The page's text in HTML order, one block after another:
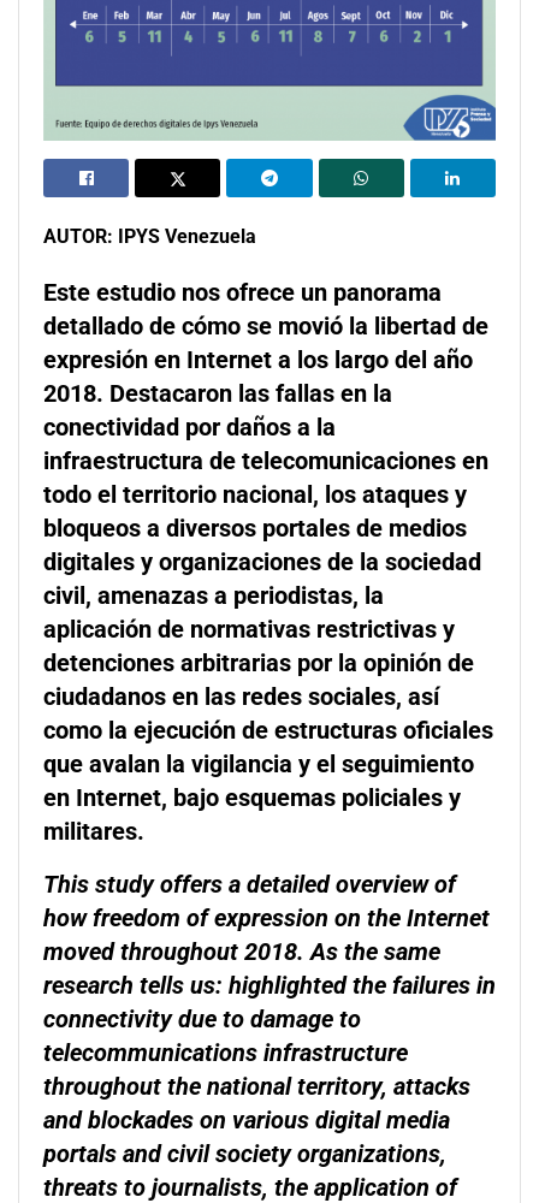
AUTOR: IPYS Venezuela
Este estudio nos ofrece un panorama
detallado de cómo se movió la libertad de
expresión en Internet a los largo del año
2018. Destacaron las fallas en la
conectividad por daños a la
infraestructura de telecomunicaciones en
todo el territorio nacional, los ataques y
bloqueos a diversos portales de medios
digitales y organizaciones de la sociedad
civil, amenazas a periodistas, la
aplicación de normativas restrictivas y
detenciones arbitrarias por la opinión de
ciudadanos en las redes sociales, así
como la ejecución de estructuras oficiales
que avalan la vigilancia y el seguimiento
en Internet, bajo esquemas policiales y
militares.
This study offers a detailed overview of
how freedom of expression on the Internet
moved throughout 2018. As the same
research tells us: highlighted the failures in
connectivity due to damage to
telecommunications infrastructure
throughout the national territory, attacks
and blockades on various digital media
portals and civil society organizations,
threats to journalists, the application of